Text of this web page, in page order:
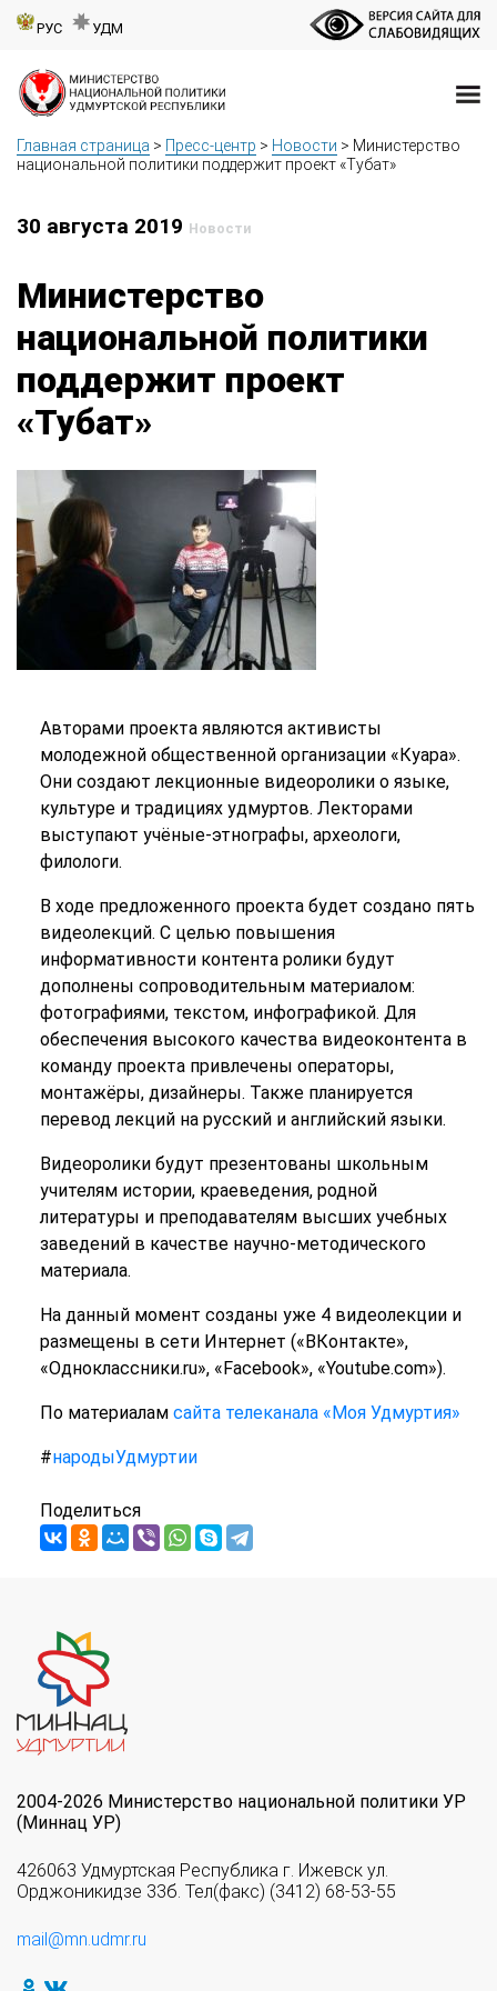
РУС УДМ
Главная страница > Пресс-центр > Новости > Министерство
национальной политики поддержит проект «Тубат»
30 августа 2019 Новости
Министерство
национальной политики
поддержит проект
«Тубат»
Авторами проекта являются активисты
молодежной общественной организации «Куара».
Они создают лекционные видеоролики о языке,
культуре и традициях удмуртов. Лекторами
выступают учёные-этнографы, археологи,
филологи.
В ходе предложенного проекта будет создано пять
видеолекций. С целью повышения
информативности контента ролики будут
дополнены сопроводительным материалом:
фотографиями, текстом, инфографикой. Для
обеспечения высокого качества видеоконтента в
команду проекта привлечены операторы,
монтажёры, дизайнеры. Также планируется
перевод лекций на русский и английский языки.
Видеоролики будут презентованы школьным
учителям истории, краеведения, родной
литературы и преподавателям высших учебных
заведений в качестве научно-методического
материала.
На данный момент созданы уже 4 видеолекции и
размещены в сети Интернет («ВКонтакте»,
«Одноклассники.ru», «Facebook», «Youtube.com»).
По материалам сайта телеканала «Моя Удмуртия»
#народыУдмуртии
Поделиться
2004-2026 Министерство национальной политики УР
(Миннац УР)
426063 Удмуртская Республика г. Ижевск ул.
Орджоникидзе 33б. Тел(факс) (3412) 68-53-55
mail@mn.udmr.ru